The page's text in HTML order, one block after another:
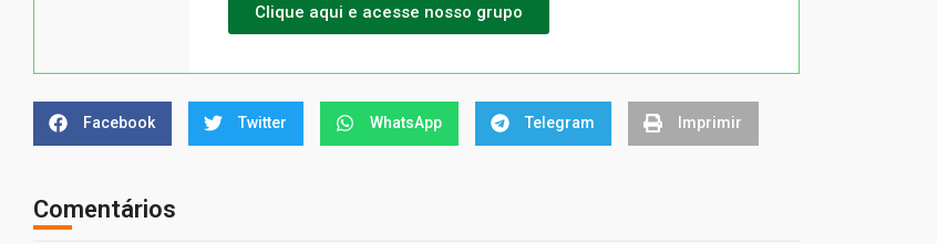
Clique aqui e acesse nosso grupo
Facebook Twitter WhatsApp Telegram Imprimir
Comentários